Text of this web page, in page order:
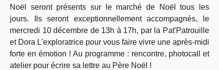
Noël seront présents sur le marché de Noël tous les
jours. Ils seront exceptionnellement accompagnés, le
mercredi 10 décembre de 13h à 17h, par la Pat'Patrouille
et Dora L'exploratrice pour vous faire vivre une après-midi
forte en émotion ! Au programme : rencontre, photocall et
atelier pour écrire sa lettre au Père Noël !